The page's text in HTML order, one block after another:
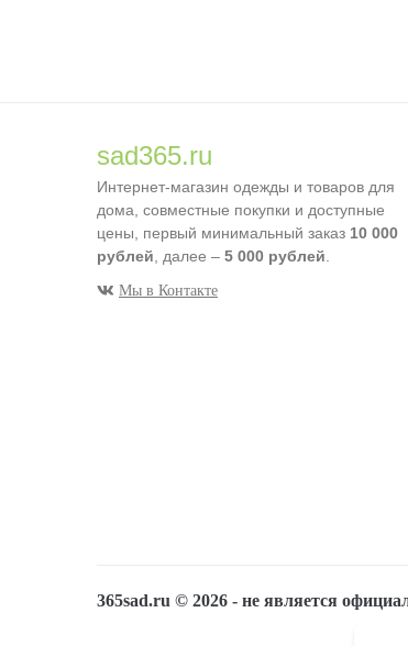
sad365.ru
Интернет-магазин одежды и товаров для
дома, совместные покупки и доступные
цены, первый минимальный заказ 10 000
рублей , далее – 5 000 рублей
Мы в Контакте
365sad.ru © 2026 - не является